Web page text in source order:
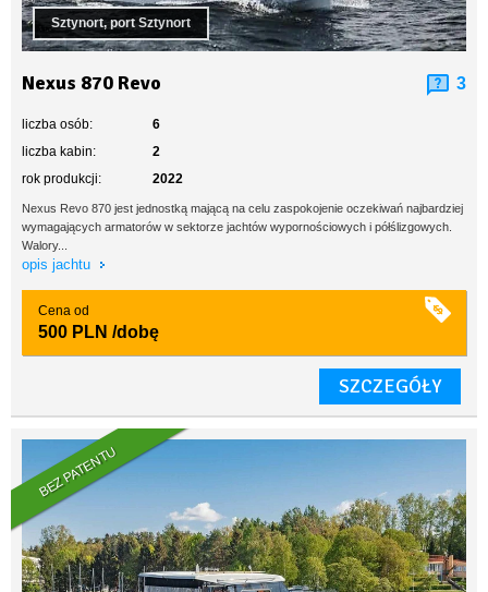
Sztynort, port Sztynort
Nexus 870 Revo 3
liczba osób:
6
liczba kabin:
2
rok produkcji:
2022
Nexus Revo 870 jest jednostką mającą na celu zaspokojenie oczekiwań najbardziej
wymagających armatorów w sektorze jachtów wypornościowych i półślizgowych.
Walory...
opis jachtu
Cena od
500 PLN /dobę
SZCZEGÓŁY
BEZ PATENTU